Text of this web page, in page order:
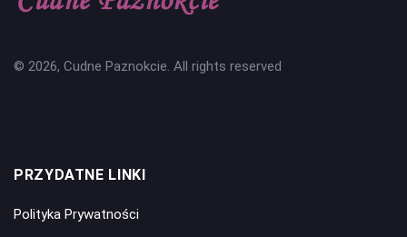
© 2026, Cudne Paznokcie. All rights reserved
PRZYDATNE LINKI
Polityka Prywatności